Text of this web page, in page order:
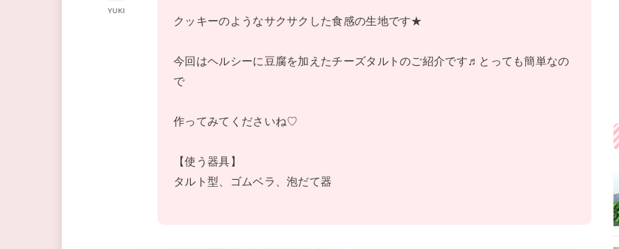
YUKI
クッキーのようなサクサクした食感の生地です★
今回はヘルシーに豆腐を加えたチーズタルトのご紹介です♬とっても簡単なの
で
作ってみてくださいね♡
【使う器具】
タルト型、ゴムベラ、泡だて器